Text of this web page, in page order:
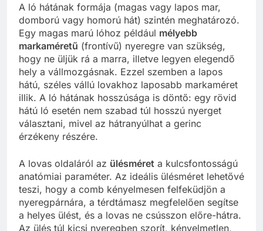
A ló hátának formája (magas vagy lapos mar,
domború vagy homorú hát) szintén meghatározó.
Egy magas marú lóhoz például mélyebb
markaméretű (frontívű) nyeregre van szükség,
hogy ne üljük rá a marra, illetve legyen elegendő
hely a vállmozgásnak. Ezzel szemben a lapos
hátú, széles vállú lovakhoz laposabb markaméret
illik. A ló hátának hosszúsága is döntő: egy rövid
hátú ló esetén nem szabad túl hosszú nyerget
választani, mivel az hátranyúlhat a gerinc
érzékeny részére.
A lovas oldaláról az ülésméret a kulcsfontosságú
anatómiai paraméter. Az ideális ülésméret lehetővé
teszi, hogy a comb kényelmesen felfeküdjön a
nyeregpárnára, a térdtámasz megfelelően segítse
a helyes ülést, és a lovas ne csússzon előre-hátra.
Az ülés túl kicsi nyeregben szorít, kényelmetlen,